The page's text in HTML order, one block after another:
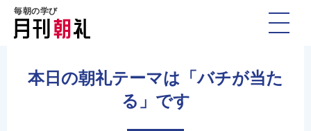
毎朝の学び
本日の朝礼テーマは「バチが当た
る」です